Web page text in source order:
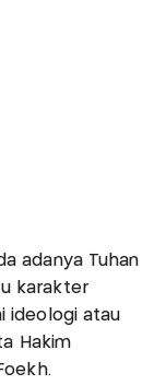
adanya Tuhan
karakter
ideologi atau
Hakim